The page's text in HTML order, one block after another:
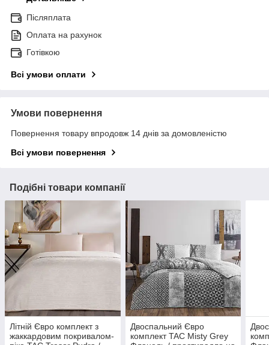
Післяплата
Оплата на рахунок
Готівкою
Всі умови оплати
Умови повернення
Повернення товару впродовж 14 днів за домовленістю
Всі умови повернення
Подібні товари компанії
Літній Євро комплект з
жаккардовим покривалом-
Двоспальний Євро
комплект TAC Misty Grey